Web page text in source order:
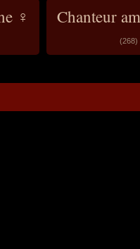
♀ Chanteur
(268)